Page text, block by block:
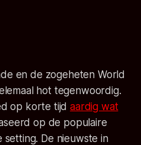
en de zogeheten World
hot tegenwoordig.
op korte tijdaardig wat
op de populaire
De nieuwste in